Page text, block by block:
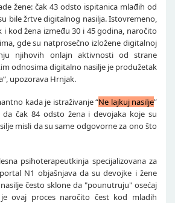
žene: čak 43 odsto ispitanica mlađih od
bile žrtve digitalnog nasilja. Istovremeno,
i kod žena između 30 i 45 godina, naročito
gde su natprosečno izložene digitalnoj
njihovih onlajn aktivnosti od strane
odnosima digitalno nasilje je produžetak
upozorava Hrnjak.
kada je istraživanje “Ne lajkuj nasilje”
čak 84 odsto žena i devojaka koje su
misli da su same odgovorne za ono što
psihoterapeutkinja specijalizovana za
N1 objašnjava da su devojke i žene
često sklone da "pounutruju" osećaj
ovaj proces naročito čest kod mladih